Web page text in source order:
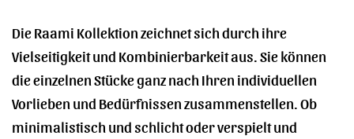
Die Raami Kollektion zeichnet sich durch ihre
Vielseitigkeit und Kombinierbarkeit aus. Sie können
die einzelnen Stücke ganz nach Ihren individuellen
Vorlieben und Bedürfnissen zusammenstellen. Ob
minimalistisch und schlicht oder verspielt und